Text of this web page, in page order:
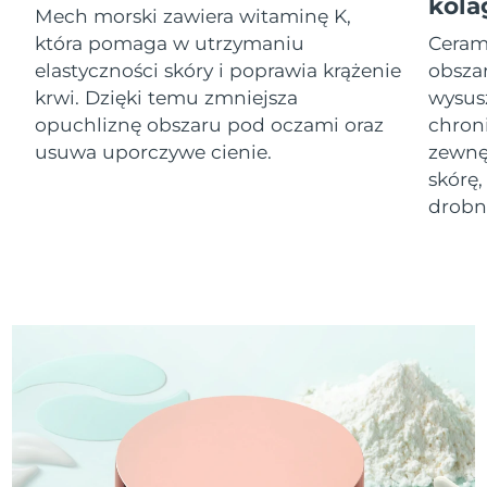
Mech morski zawiera witaminę K,
która pomaga w utrzymaniu
elastyczności skóry i poprawia krążenie
krwi. Dzięki temu zmniejsza
opuchliznę obszaru pod oczami oraz
usuwa uporczywe cienie.
Izrael
Oczekiwany czas dostawy
Włochy
Oczekiwany czas dostawy
8/9/26
Oczekiwany czas dostawy
8/12/26
Oczekiwany czas dostawy
8/9/26
Łotwa
Oczekiwany czas dostawy
8/9/26